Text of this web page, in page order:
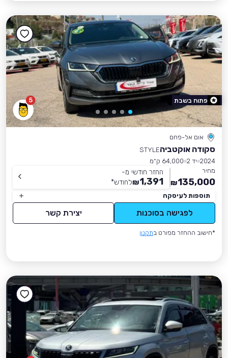
5
אום אל-פחם
סקודה אוקטביהSTYLE
2024 יד 2
64,000 ק״מ
מחיר
135,000
₪
החזר חודשי מ-
1,391
₪לחודש*
תוספות לעיסקה
לפגישה בסוכנות יצירת קשר
*חישוב ההחזר מפורט בתקנון
פתוח בשבת